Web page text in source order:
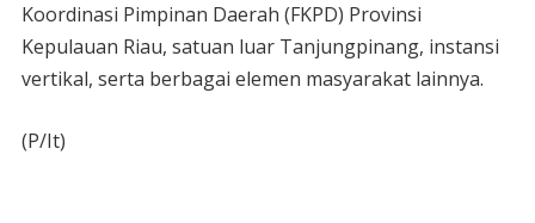
Koordinasi Pimpinan Daerah (FKPD) Provinsi
Kepulauan Riau, satuan luar Tanjungpinang, instansi
vertikal, serta berbagai elemen masyarakat lainnya.
(P/It)